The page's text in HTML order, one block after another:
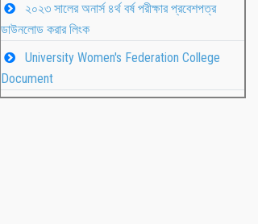
২০২৩ সালের অনার্স ৪র্থ বর্ষ পরীক্ষার প্রবেশপত্র
ডাউনলোড করার লিংক
University Women's Federation College
Document